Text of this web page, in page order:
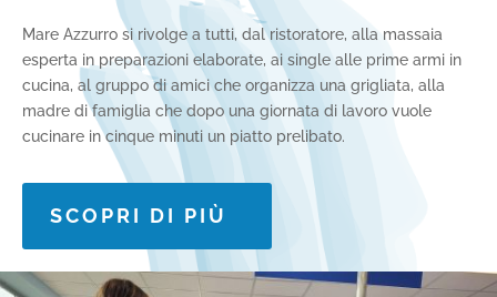
Mare Azzurro si rivolge a tutti, dal ristoratore, alla massaia
esperta in preparazioni elaborate, ai single alle prime armi in
cucina, al gruppo di amici che organizza una grigliata, alla
madre di famiglia che dopo una giornata di lavoro vuole
cucinare in cinque minuti un piatto prelibato.
SCOPRI DI PIÙ